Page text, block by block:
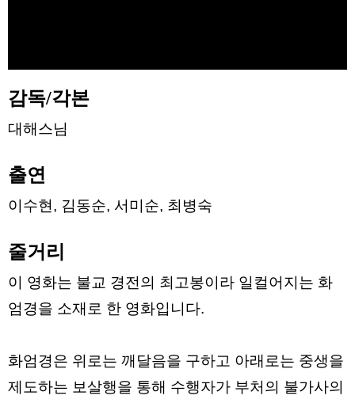
감독/각본
대해스님
출연
이수현, 김동순, 서미순, 최병숙
줄거리
이 영화는 불교 경전의 최고봉이라 일컬어지는 화
엄경을 소재로 한 영화입니다.
화엄경은 위로는 깨달음을 구하고 아래로는 중생을
제도하는 보살행을 통해 수행자가 부처의 불가사의